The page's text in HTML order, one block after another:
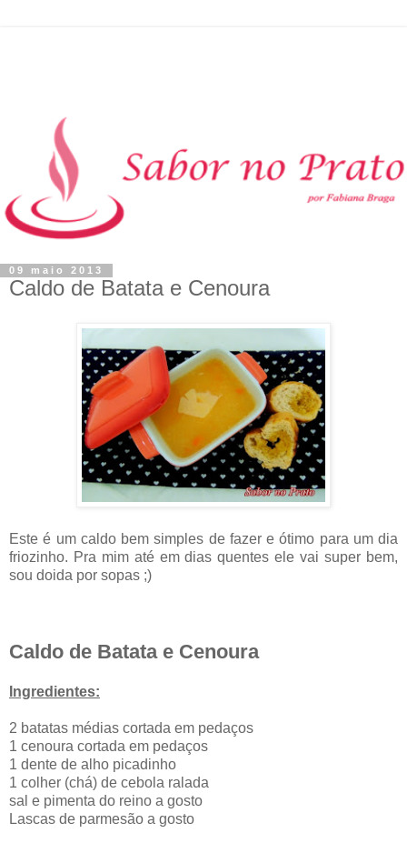
09 maio 2013
Caldo de Batata e Cenoura
Este é um caldo bem simples de fazer e ótimo para um dia
friozinho. Pra mim até em dias quentes ele vai super bem,
sou doida por sopas ;)
Caldo de Batata e Cenoura
Ingredientes:
2 batatas médias cortada em pedaços
1 cenoura cortada em pedaços
1 dente de alho picadinho
1 colher (chá) de cebola ralada
sal e pimenta do reino a gosto
Lascas de parmesão a gosto